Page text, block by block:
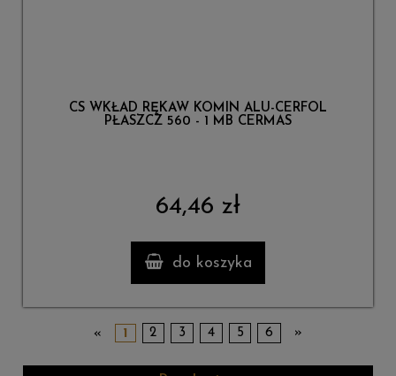
CS WKŁAD RĘKAW KOMIN ALU-CERFOL
PŁASZCZ 560 - 1 MB CERMAS
64,46 zł
do koszyka
« 1 2 3 4 5 6 »